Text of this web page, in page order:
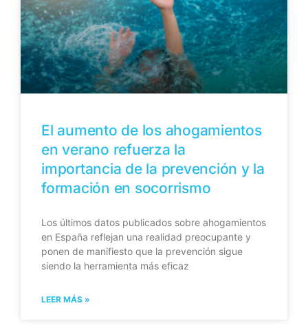
El aumento de los ahogamientos
en verano refuerza la
importancia de la prevención y la
formación en socorrismo
Los últimos datos publicados sobre ahogamientos
en España reflejan una realidad preocupante y
ponen de manifiesto que la prevención sigue
siendo la herramienta más eficaz
LEER MÁS »